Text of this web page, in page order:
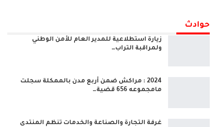
حوادث
زيارة استطلاعية للمدير العام للأمن الوطني
ولمراقبة التراب…
2024 : مراكش ضمن أربع مدن بالممكلة سجلت
مامجموعه 656 قضية…
غرفة التجارة والصناعة والخدمات تنظم المنتدى